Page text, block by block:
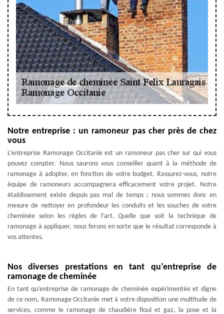
Notre entreprise : un ramoneur pas cher près de chez
vous
L’entreprise Ramonage Occitanie est un ramoneur pas cher sur qui vous
pouvez compter. Nous saurons vous conseiller quant à la méthode de
ramonage à adopter, en fonction de votre budget. Rassurez-vous, notre
équipe de ramoneurs accompagnera efficacement votre projet. Notre
établissement existe depuis pas mal de temps ; nous sommes donc en
mesure de nettoyer en profondeur les conduits et les souches de votre
cheminée selon les règles de l’art. Quelle que soit la technique de
ramonage à appliquer, nous ferons en sorte que le résultat corresponde à
vos attentes.
Nos diverses prestations en tant qu’entreprise de
ramonage de cheminée
En tant qu’entreprise de ramonage de cheminée expérimentée et digne
de ce nom, Ramonage Occitanie met à votre disposition une multitude de
services, comme le ramonage de chaudière fioul et gaz, la pose et la